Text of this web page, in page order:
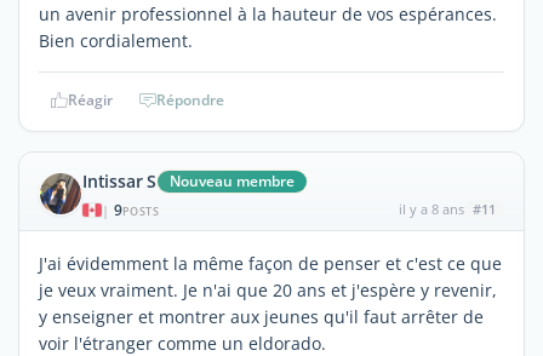
un avenir professionnel à la hauteur de vos espérances.
Bien cordialement.
Réagir Répondre
Intissar S Nouveau membre
| 9POSTS il y a 8 ans #11
J'ai évidemment la même façon de penser et c'est ce que
je veux vraiment. Je n'ai que 20 ans et j'espère y revenir,
y enseigner et montrer aux jeunes qu'il faut arrêter de
voir l'étranger comme un eldorado.